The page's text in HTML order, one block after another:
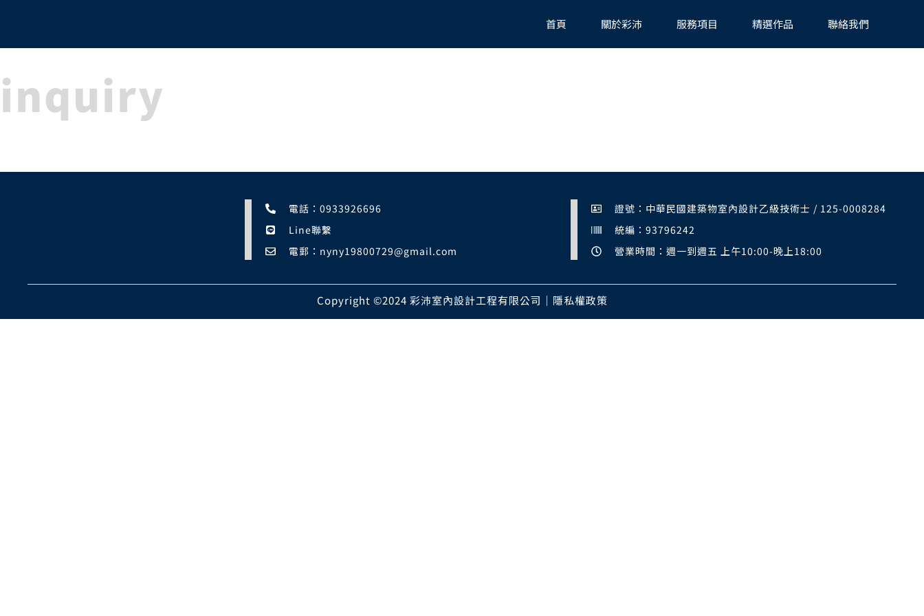
主
內
首頁 關於彩沛 服務項目 精選作品 聯絡我們
inquiry
電話：0933926696
Line聯繫
電郵：nyny19800729@gmail.com
證號：中華民國建築物室內設計乙級技術士 / 125-0008284
統編：93796242
營業時間：週一到週五 上午10:00-晚上18:00
Copyright ©2024 彩沛室內設計工程有限公司｜隱私權政策